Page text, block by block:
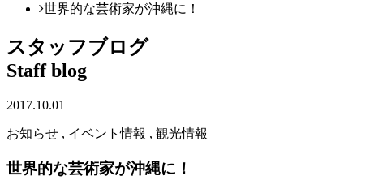
世界的な芸術家が沖縄に！
スタッフブログ
Staff blog
2017.10.01
お知らせ , イベント情報 , 観光情報
世界的な芸術家が沖縄に！